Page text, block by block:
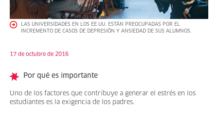
LAS UNIVERSIDADES EN LOS EE.UU. ESTÁN PREOCUPADAS POR EL
INCREMENTO DE CASOS DE DEPRESIÓN Y ANSIEDAD DE SUS ALUMNOS.
17 de octubre de 2016
Por qué es importante
Uno de los factores que contribuye a generar el estrés en los
estudiantes es la exigencia de los padres.